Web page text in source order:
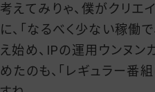
考えてみりゃ、僕がクリエ
に、「なるべく少ない稼働
え始め、IPの運用ウンヌ
めたのも、「レギュラー番